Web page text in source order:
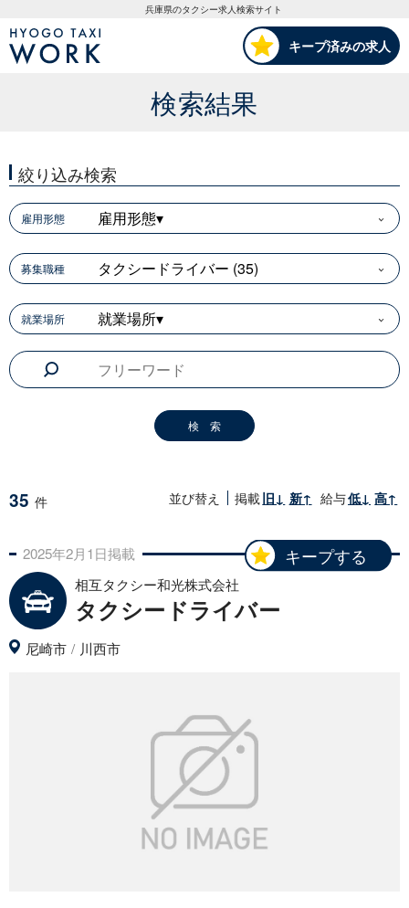
HYOGO TAXI WORK
兵庫県のタクシー求人検索サイト
キープ済みの求人
検索結果
絞り込み検索
雇用形態 雇用形態▾
募集職種 タクシードライバー (35)
就業場所 就業場所▾
35 件 並び替え 掲載 旧↓ 新↑ 給与低↓ 高↑
キープする
2025年2月1日掲載
相互タクシー和光株式会社
タクシードライバー
尼崎市 川西市